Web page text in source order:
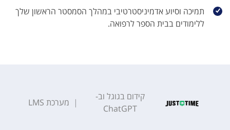
תמיכה וסיוע אדמיניסטרטיבי במהלך הסמסטר הראשון שלך
ללימודים בבית הספר לרפואה.
קידום בגוגל וב-
ChatGPT
| מערכת LMS